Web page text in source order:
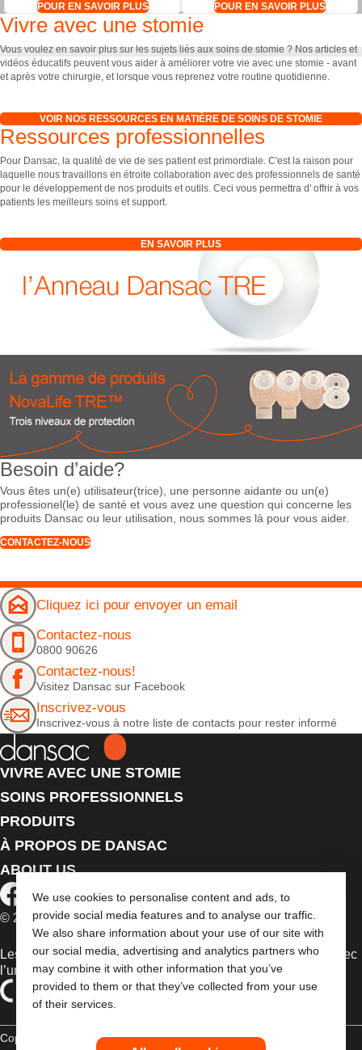
We use cookies to personalise content and ads, to
provide social media features and to analyse our traffic.
We also share information about your use of our site with
our social media, advertising and analytics partners who
may combine it with other information that you’ve
provided to them or that they’ve collected from your use
of their services.
POUR EN SAVOIR PLUS POUR EN SAVOIR PLUS
Vivre avec une stomie
Vous voulez en savoir plus sur les sujets liés aux soins de stomie ? Nos articles et
vidéos éducatifs peuvent vous aider à améliorer votre vie avec une stomie - avant
et après votre chirurgie, et lorsque vous reprenez votre routine quotidienne.
VOIR NOS RESSOURCES EN MATIÈRE DE SOINS DE STOMIE
Ressources professionnelles
Pour Dansac, la qualité de vie de ses patient est primordiale. C'est la raison pour
laquelle nous travaillons en étroite collaboration avec des professionnels de santé
pour le développement de nos produits et outils. Ceci vous permettra d' offrir à vos
patients les meilleurs soins et support.
EN SAVOIR PLUS
Besoin d’aide?
Vous êtes un(e) utilisateur(trice), une personne aidante ou un(e)
professionel(le) de santé et vous avez une question qui concerne les
produits Dansac ou leur utilisation, nous sommes là pour vous aider.
CONTACTEZ-NOUS
Cliquez ici pour envoyer un email
Contactez-nous
0800 90626
Contactez-nous!
Visitez Dansac sur Facebook
Inscrivez-vous
Inscrivez-vous à notre liste de contacts pour rester informé
VIVRE AVEC UNE STOMIE
SOINS PROFESSIONNELS
PRODUITS
À PROPOS DE DANSAC
ABOUT US
© 2026 Dansac A/S. Tous droits réservés.
Les dispositifs médicaux vendus dans l’UE sont marqués avec
l’un des symboles suivants selon le besoin
Copyright Statement Déclaration de conformité aux règles